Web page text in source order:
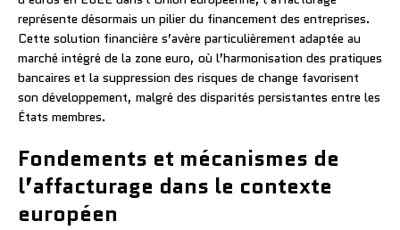
représente désormais un pilier du financement des entreprises.
Cette solution financière s’avère particulièrement adaptée au
marché intégré de la zone euro, où l’harmonisation des pratiques
bancaires et la suppression des risques de change favorisent
son développement, malgré des disparités persistantes entre les
États membres.
Fondements et mécanismes de
l’affacturage dans le contexte
européen